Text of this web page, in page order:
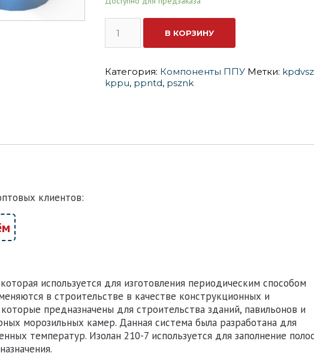
Количество
Изолан
210-
(477кг)
В КОРЗИНУ
Категория: Компоненты ППУ Метки: kpdvsz
kppu, ppntd, psznk
клиентов:
используется для изготовления периодическим способом
в строительстве в качестве конструкционных и
предназначены для строительства зданий, павильонов и
морозильных камер. Данная система была разработана для
температур. Изолан 210-7 используется для заполнение